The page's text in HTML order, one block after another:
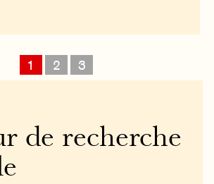
1 2 3
de recherche